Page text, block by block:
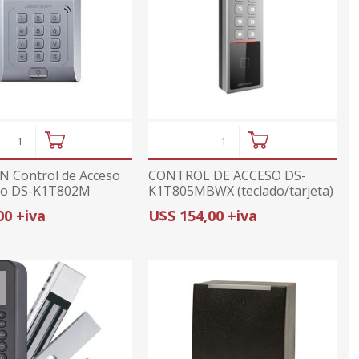
de
con GPS
Control de Acceso
DS-K1T802M
Mifare)
+iva
CONTROL DE ACCESO DS-
K1T805MBWX (teclado/tarjeta)
HIKVISION
U$S 154,00 +iva